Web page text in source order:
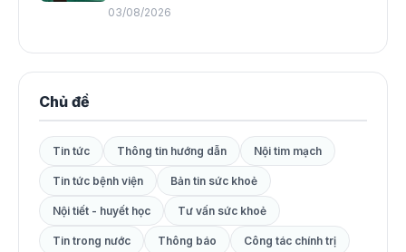
03/08/2026
Chủ đề
Tin tức Thông tin hướng dẫn Nội tim mạch
Tin tức bệnh viện Bản tin sức khoẻ
Nội tiết - huyết học Tư vấn sức khoẻ
Tin trong nước Thông báo Công tác chính trị